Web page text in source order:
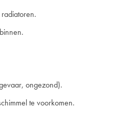
ongezond).
te voorkomen.